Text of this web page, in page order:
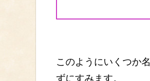
このようにいくつか
ずにすみます。